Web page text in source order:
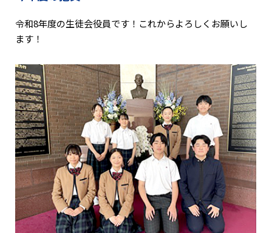
令和8年度の生徒会役員です！これからよろしくお願いし
ます！